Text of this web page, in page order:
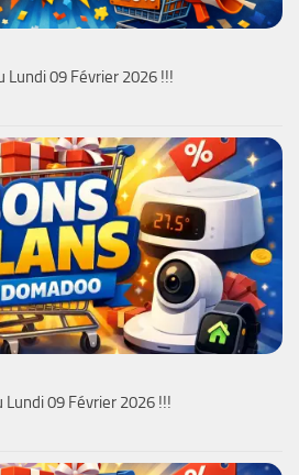
Lundi 09 Février 2026 !!!
Lundi 09 Février 2026 !!!